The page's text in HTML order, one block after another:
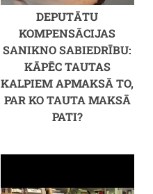
DEPUTĀTU
KOMPENSĀCIJAS
SANIKNO SABIEDRĪBU:
KĀPĒC TAUTAS
KALPIEM APMAKSĀ TO,
PAR KO TAUTA MAKSĀ
PATI?